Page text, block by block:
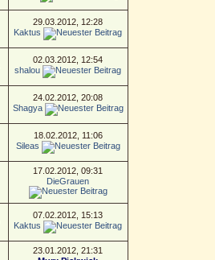
29.03.2012, 12:28
Kaktus
02.03.2012, 12:54
shalou
24.02.2012, 20:08
Shagya
18.02.2012, 11:06
Sileas
17.02.2012, 09:31
DieGrauen
07.02.2012, 15:13
Kaktus
23.01.2012, 21:31